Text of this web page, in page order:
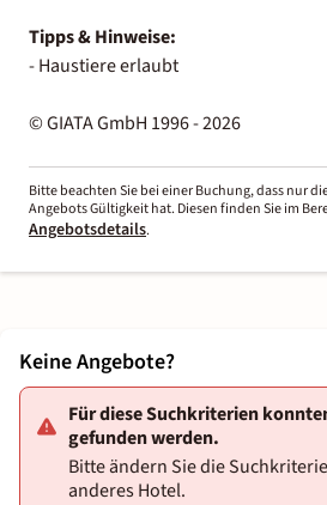
Tipps & Hinweise:
- Haustiere erlaubt
© GIATA GmbH 1996 - 2026
Bitte beachten Sie bei einer Buchung, dass nur
Angebots Gültigkeit hat. Diesen finden Sie im
Angebotsdetails.
Keine Angebote?
Für diese Suchkriterien
gefunden werden.
Bitte ändern Sie die
anderes Hotel.